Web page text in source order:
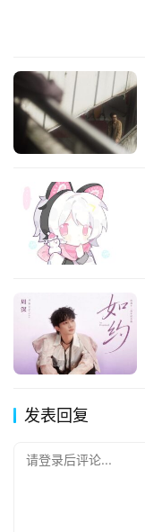
发表回复
请登录后评论...